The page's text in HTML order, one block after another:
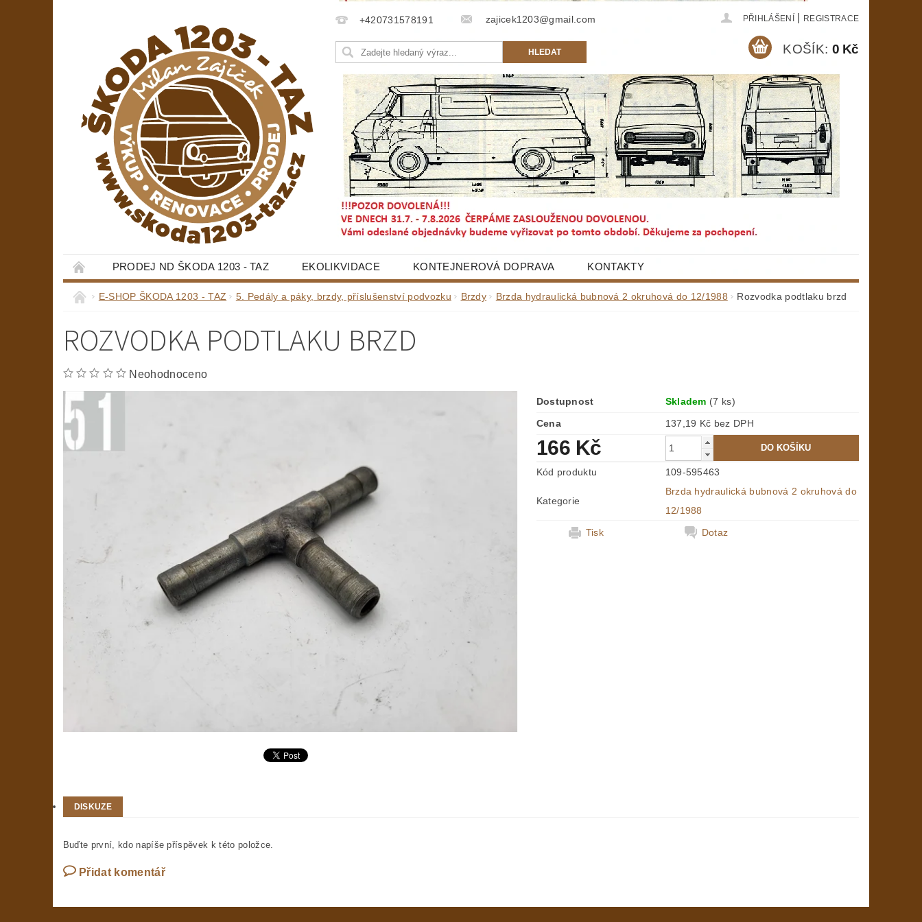
+420731578191 zajicek1203@gmail.com PŘIHLÁŠENÍ REGISTRACE
KOŠÍK: 0 Kč
PRODEJ ND ŠKODA 1203 - TAZ EKOLIKVIDACE KONTEJNEROVÁ DOPRAVA KONTAKTY
E-SHOP ŠKODA 1203 - TAZ 5. Pedály a páky, brzdy, příslušenství podvozku Brzdy Brzda hydraulická bubnová 2 okruhová do 12/1988 Rozvodka podtlaku brzd
ROZVODKA PODTLAKU BRZD
Neohodnoceno
Dostupnost Skladem (7 ks)
Cena
137,19 Kč bez DPH
166 Kč
Kód produktu 109-595463
Kategorie
Brzda hydraulická bubnová 2 okruhová do
12/1988
Tisk
Dotaz
DISKUZE
Buďte první, kdo napíše příspěvek k této položce.
Přidat komentář